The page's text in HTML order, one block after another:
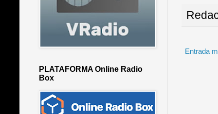
Entrada
PLATAFORMA Online Radio
Box